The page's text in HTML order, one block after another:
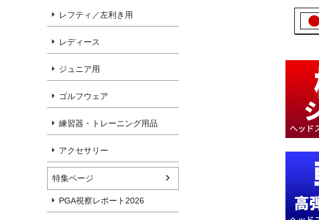
レフティ／左利き用
レディース
ジュニア用
ゴルフウェア
練習器・トレーニング用品
アクセサリー
特集ページ
PGA視察レポート2026